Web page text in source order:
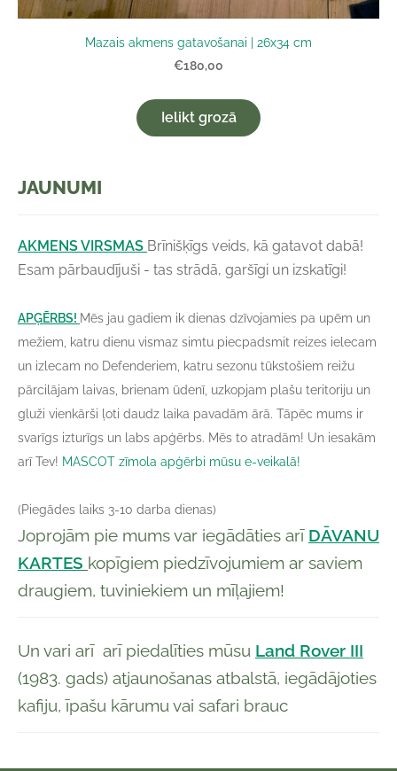
JAUNUMI
AKMENS VIRSMAS Brīnišķīgs veids, kā gatavot dabā!
Esam pārbaudījuši - tas strādā, garšīgi un izskatīgi!
APĢĒRBS! Mēs jau gadiem ik dienas dzīvojamies pa upēm un
mežiem, katru dienu vismaz simtu piecpadsmit reizes ielecam
un izlecam no Defenderiem, katru sezonu tūkstošiem reižu
pārcilājam laivas, brienam ūdenī, uzkopjam plašu teritoriju un
gluži vienkārši ļoti daudz laika pavadām ārā. Tāpēc mums ir
svarīgs izturīgs un labs apģērbs. Mēs to atradām! Un iesakām
arī Tev! MASCOT zīmola apģērbi mūsu e-veikalā!
(Piegādes laiks 3-10 darba dienas)
Joprojām pie mums var iegādāties arī DĀVANU
KARTES kopīgiem piedzīvojumiem ar saviem
draugiem, tuviniekiem un mīļajiem!
Un vari arī arī piedalīties mūsu Land Rover III
(1983. gads) atjaunošanas atbalstā, iegādājoties
kafiju, īpašu kārumu vai safari brauc
Mazais akmens gatavošanai | 26x34 cm
€180,00
Ielikt grozā